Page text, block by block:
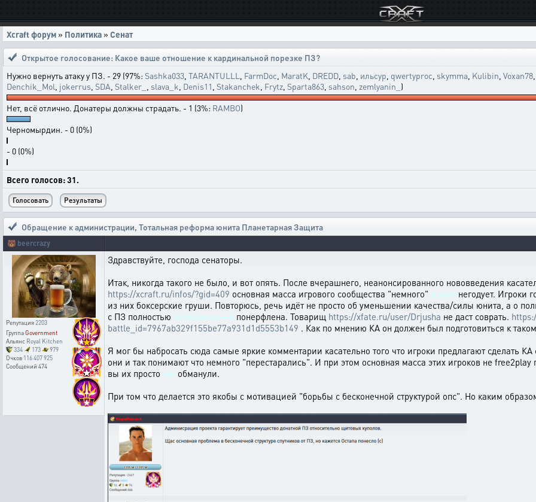
Xcraft форум » Политика » Сенат
Открытое голосование: Какое ваше отношение к кардинальной порезке ПЗ?
Нужно вернуть атаку у ПЗ. - 29 (97%: Sashka033 TARANTULLL FarmDoc MaratK DREDD sab ильсур qwertyproc skymma Kulibin Voxan78
Denchik_Mol jokerrus SDA Stalker_ slava_k Denis11 Stakanchek Frytz Sparta863 sahson zemlyanin_ )
Нет, всё отлично. Донатеры должны страдать. - 1 (3%: RAMBO)
Черномырдин. - 0 (0%)
- 0 (0%)
Всего голосов: 31.
Обращение к администрации, Тотальная реформа юнита Планетарная Защита
🐻 beercrazy
Репутация2203
ГруппаGovernment
Альянс Royal Kitchen
334
173
979
Очков 116 407 925
Сообщений 474
Здравствуйте, господа сенаторы.
Итак, никогда такого не было, и вот опять. После вчерашнего, неанонсированного нововведения
https://xcraft.ru/infos/?gid=409 основная масса игрового сообщества "немного" в акуенегодует. Игроки
из них боксерские груши. Повторюсь, речь идёт не просто об уменьшении качества/силы юнита, а о
с ПЗ полностью неправильный понерфлена. Товарищ https://xfate.ru/user/Drjusha не даст соврать.
battle_id=7967ab329f155be77a931d1d5553b149 . Как по мнению КА он должен был подготовиться к
Я мог бы набросать сюда самые яркие комментарии касательно того что игроки предлагают сделать
они и так понимают что немного "перестарались". И при этом основная масса этих игроков не
вы их просто ой..обманули.
При том что делается это якобы с мотивацией "борьбы с бесконечной структурой опс". Но каким